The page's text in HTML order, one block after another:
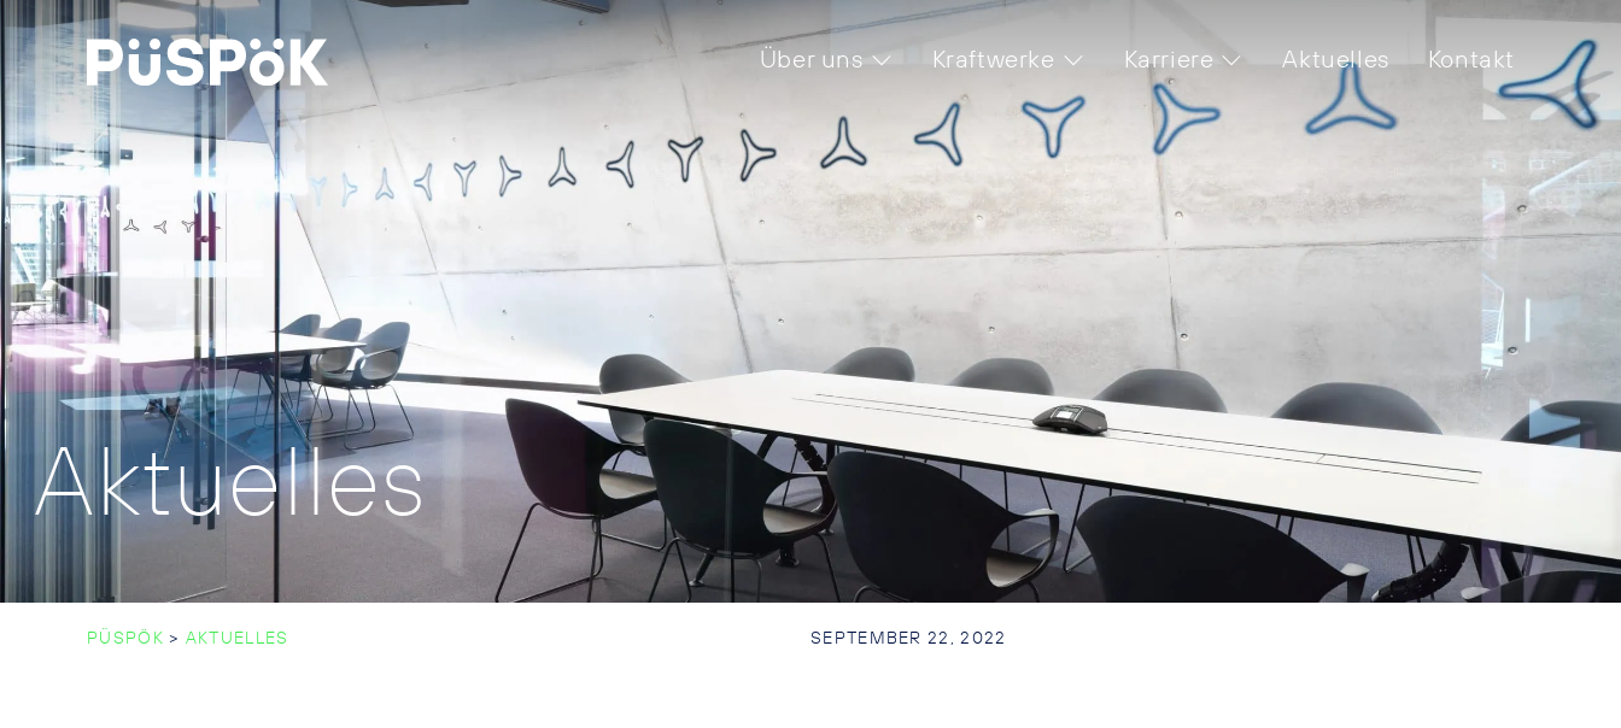
Über uns Kraftwerke Karriere Aktuelles Kontakt
Aktuelles
PÜSPÖK > AKTUELLES SEPTEMBER 22, 2022